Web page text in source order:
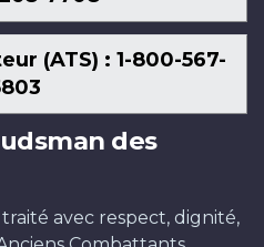
(ATS) : 1-800-567-
des
avec respect, dignité,